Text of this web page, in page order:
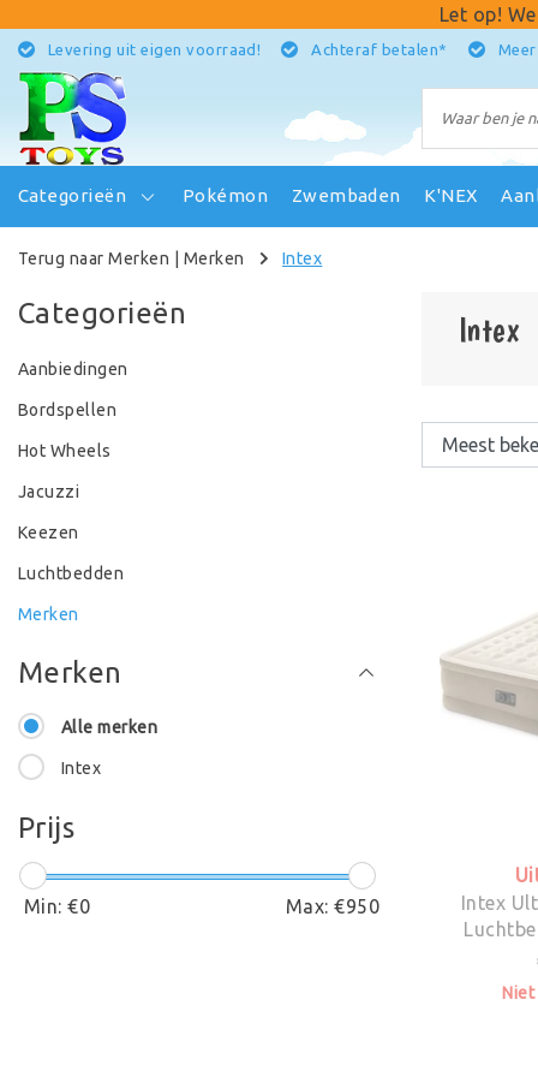
Let op!
Levering uit eigen voorraad! Achteraf betalen*
Categorieën Pokémon Zwembaden K'NEX
Terug naar Merken Merken Intex
Categorieën
Aanbiedingen
Bordspellen
Hot Wheels
Jacuzzi
Keezen
Luchtbedden
Merken
Merken
Alle merken
Intex
Prijs
Min: €0 Max: €950
Intex
Intex